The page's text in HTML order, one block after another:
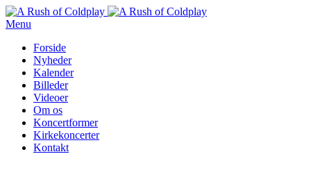
Menu
Forside
Nyheder
Kalender
Billeder
Videoer
Om os
Koncertformer
Kirkekoncerter
Kontakt